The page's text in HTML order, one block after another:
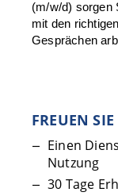
(m/w/d) sorgen
mit den
Gesprächen
FREUEN
Einen
Nutzung
30 Tage